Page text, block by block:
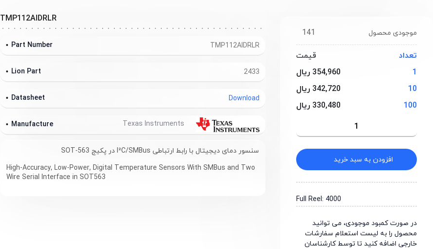
141 موجودی محصول
تعداد
قیمت
1
354,960 ریال
10
342,720 ریال
100
330,480 ریال
افزودن به سبد خرید
Full Reel: 4000
در صورت کمبود موجودی، می توانید
محصول را به لیست استعلام سفارشات
خارجی اضافه کنید تا توسط کارشناسان
TMP112AIDRLR
TMP112AIDRLR
Part Number
2433
Lion Part
Download
Datasheet
Manufacture
سنسور دمای دیجیتال با رابط ارتباطی I²C/SMBus در پکیج SOT-563
High-Accuracy, Low-Power, Digital Temperature Sensors With SMBus and Two
Wire Serial Interface in SOT563